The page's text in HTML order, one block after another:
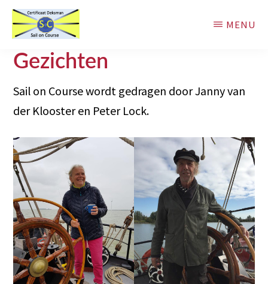
Door
naar
hoofd
inhoud
Sail
on
Course
Basistraining
Zeilvaart
MENU
Gezichten
Sail on Course wordt gedragen door Janny van
der Klooster en Peter Lock.